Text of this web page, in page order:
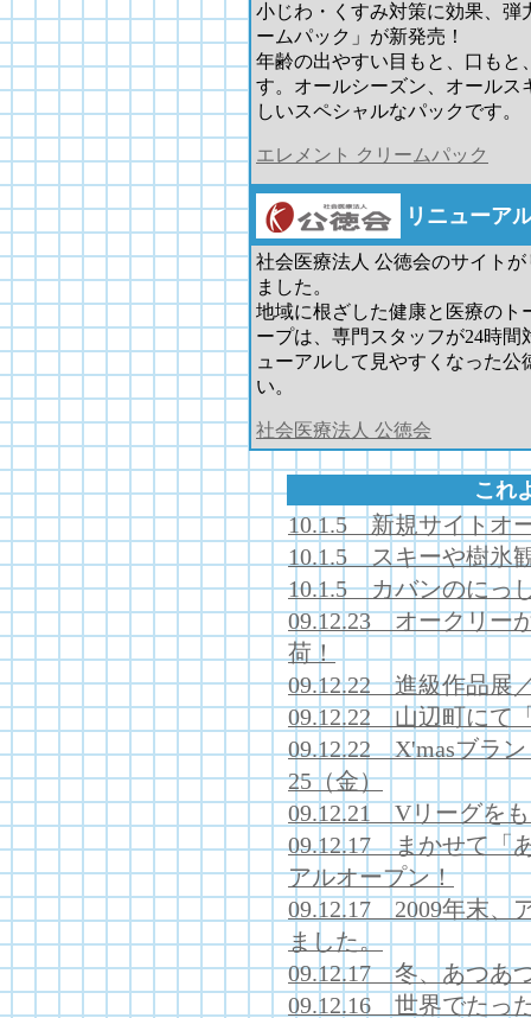
小じわ・くすみ対策に効果、弾
ームパック」が新発売！
年齢の出やすい目もと、口もと
す。オールシーズン、オールス
しいスペシャルなパックです。
エレメント クリームパック
リニューア
社会医療法人 公徳会のサイト
ました。
地域に根ざした健康と医療のト
ープは、専門スタッフが24時
ューアルして見やすくなった
い。
社会医療法人 公徳会
これ
10.1.5 新規サイトオ
10.1.5 スキーや樹氷
10.1.5 カバンのにっ
09.12.23 オークリー
荷！
09.12.22 進級作品展
09.12.22 山辺町にて
09.12.22 X'masブラン
25（金）
09.12.21 Vリーグを
09.12.17 まかせて「
アルオープン！
09.12.17 2009年末、
ました。
09.12.17 冬、あつあ
09.12.16 世界でたっ